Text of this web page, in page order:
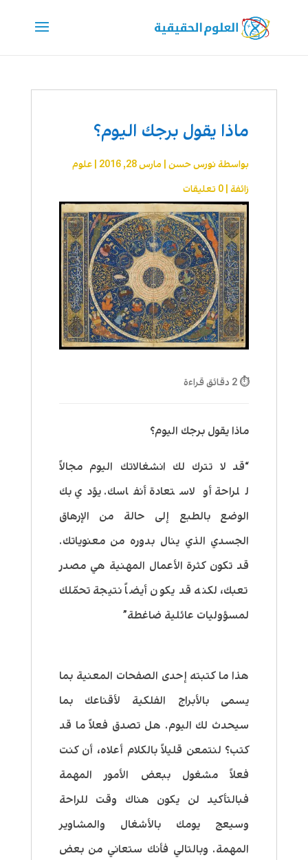
ماذا يقول برجك اليوم؟
بواسطةنورس حسن| مارس 28, 2016
علوم
زائفة| 0 تعليقات
⏱ 2 دقائق قراءة
ماذا يقول برجك اليوم؟
“قد لا تترك لك انشغالاتك اليوم مجالاً
للراحة أو لاستعادة أنفاسك. يؤدي بك
الوضع بالطبع إلى حالة من الإرهاق
الجسدي الذي ينال بدوره من معنوياتك.
قد تكون كثرة الأعمال المهنية هي مصدر
تعبك، لكنه قد يكون أيضاً نتيجة تحمّلك
لمسؤوليات عائلية ضاغطة”
هذا ما كتبته إحدى الصفحات المعنية بما
يسمى بالأبراج الفلكية لأقناعك بما
سيحدث لك اليوم. هل تصدق فعلاً ما قد
كتب؟ لنتمعن قليلاً بالكلام أعلاه، أن كنت
فعلاً مشغول ببعض الأمور المهمة
فبالتأكيد لن يكون هناك وقت للراحة
وسيعج يومك بالأشغال والمشاوير
المهمة. وبالتالي فأنك ستعاني من بعض